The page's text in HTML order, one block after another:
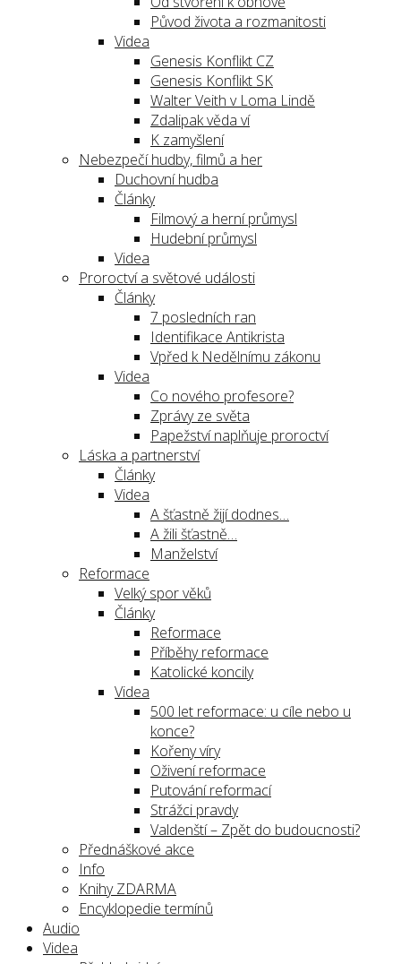
Původ života a rozmanitosti
Videa
Genesis Konflikt CZ
Genesis Konflikt SK
Walter Veith v Loma Lindě
Zdalipak věda ví
K zamyšlení
Nebezpečí hudby, filmů a her
Duchovní hudba
Články
Filmový a herní průmysl
Hudební průmysl
Videa
Proroctví a světové události
Články
7 posledních ran
Identifikace Antikrista
Vpřed k Nedělnímu zákonu
Videa
Co nového profesore?
Zprávy ze světa
Papežství naplňuje proroctví
Láska a partnerství
Články
Videa
A šťastně žijí dodnes…
A žili šťastně…
Manželství
Reformace
Velký spor věků
Články
Reformace
Příběhy reformace
Katolické koncily
Videa
500 let reformace: u cíle nebo u
konce?
Kořeny víry
Oživení reformace
Putování reformací
Strážci pravdy
Valdenští – Zpět do budoucnosti?
Přednáškové akce
Info
Knihy ZDARMA
Encyklopedie termínů
Audio
Videa